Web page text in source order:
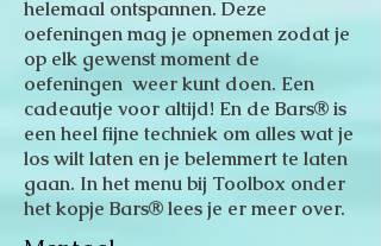
helemaal ontspannen. Deze
oefeningen mag je opnemen zodat je
op elk gewenst moment de
oefeningen weer kunt doen. Een
cadeautje voor altijd! En de Bars® is
een heel fijne techniek om alles wat je
los wilt laten en je belemmert te laten
gaan. In het menu bij Toolbox onder
het kopje Bars® lees je er meer over.